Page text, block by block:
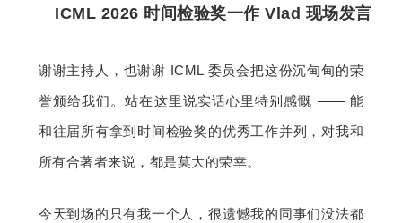
ICML 2026 时间检验奖一作 Vlad 现场发言
谢谢主持人，也谢谢 ICML 委员会把这份沉甸甸的荣
誉颁给我们。站在这里说实话心里特别感慨 —— 能
和往届所有拿到时间检验奖的优秀工作并列，对我和
所有合著者来说，都是莫大的荣幸。
今天到场的只有我一个人，很遗憾我的同事们没法都